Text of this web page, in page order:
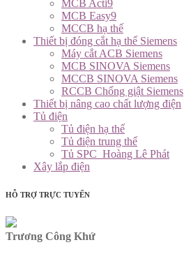
MCB Acti9
MCB Easy9
MCCB hạ thế
Thiết bị đóng cắt hạ thế Siemens
Máy cắt ACB Siemens
MCB SINOVA Siemens
MCCB SINOVA Siemens
RCCB Chống giật Siemens
Thiết bị nâng cao chất lượng điện
Tủ điện
Tủ điện hạ thế
Tủ điện trung thế
Tủ SPC_Hoàng Lê Phát
Xây lắp điện
HỖ TRỢ TRỰC TUYẾN
Trương Công Khứ